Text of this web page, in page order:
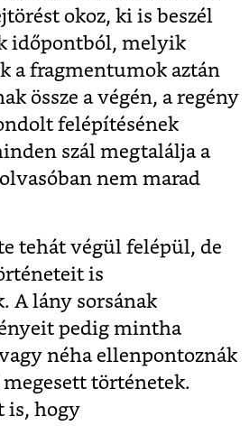
okoz, ki is beszél
időpontból, melyik
a fragmentumok aztán
össze a végén, a regény
felépítésének
szál megtalálja a
nem marad
tehát végül felépül, de
is
A lány sorsának
pedig mintha
néha ellenpontoznák
megesett történetek.
is, hogy